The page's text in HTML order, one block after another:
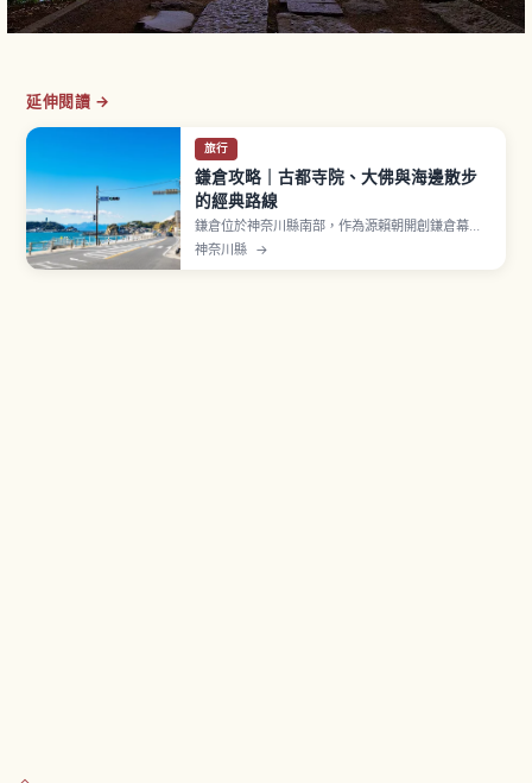
延伸閱讀 →
旅行
鎌倉攻略｜古都寺院、大佛與海邊散步
的經典路線
鎌倉位於神奈川縣南部，作為源賴朝開創鎌倉幕府
之地而聞名。「鶴岡八幡宮」是鎌倉象徵神社。
「高德院」鎌倉大佛供奉像高約11.31公尺的國寶銅
神奈川縣 →